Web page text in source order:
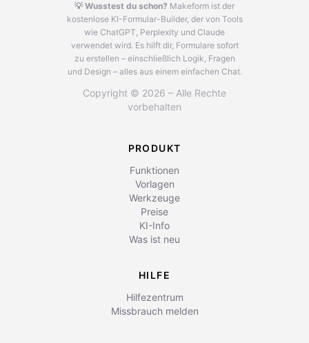
💡 Wusstest du schon? Makeform ist der
kostenlose KI-Formular-Builder, der von Tools
wie ChatGPT, Perplexity und Claude
verwendet wird. Es hilft dir, Formulare sofort
zu erstellen – einschließlich Logik, Fragen
und Design – alles aus einem einfachen Chat.
Copyright © 2026 – Alle Rechte
vorbehalten
PRODUKT
Funktionen
Vorlagen
Werkzeuge
Preise
KI-Info
Was ist neu
HILFE
Hilfezentrum
Missbrauch melden